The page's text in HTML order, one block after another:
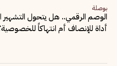
بوصلة
الوصم الرقمي.. هل يتحول التشهير
أداة للإنصاف أم انتهاكاً